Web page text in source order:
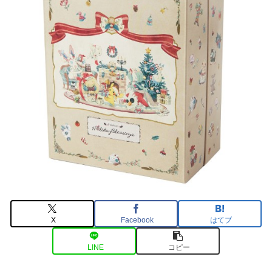
X Facebook はてブ
LINE コピー